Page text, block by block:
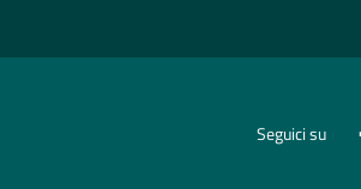
Seguici su